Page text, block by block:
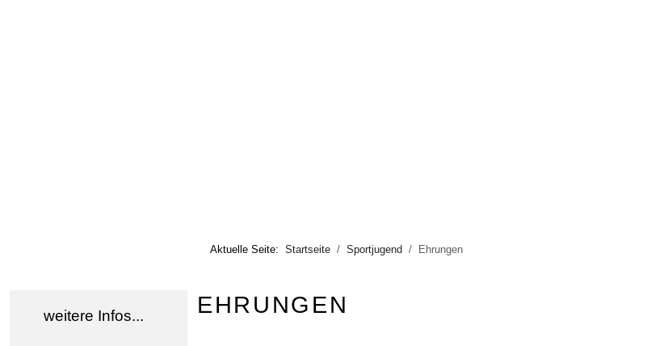
Aktuelle Seite: Startseite Sportjugend Ehrungen
weitere Infos... EHRUNGEN